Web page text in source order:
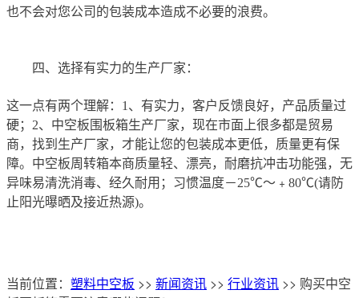
也不会对您公司的包装成本造成不必要的浪费。
四、选择有实力的生产厂家：
这一点有两个理解：1、有实力，客户反馈良好，产品质量过
硬；2、中空板围板箱生产厂家，现在市面上很多都是贸易
商，找到生产厂家，才能让您的包装成本更低，质量更有保
障。中空板周转箱本商质量轻、漂亮，耐磨抗冲击功能强，无
异味易清洗消毒、经久耐用；习惯温度－25℃～﹢80℃(请防
止阳光曝晒及接近热源)。
当前位置： 塑料中空板 >> 新闻资讯 >> 行业资讯 >> 购买中空